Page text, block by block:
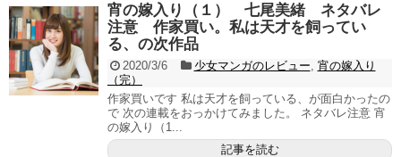
宵の嫁入り（１） 七尾美緒 ネタバレ
注意 作家買い。私は天才を飼ってい
る、の次作品
2020/3/6 少女マンガのレビュー, 宵の嫁入り
（完）
作家買いです 私は天才を飼っている、が面白かったの
で 次の連載をおっかけてみました。 ネタバレ注意 宵
の嫁入り（1...
記事を読む